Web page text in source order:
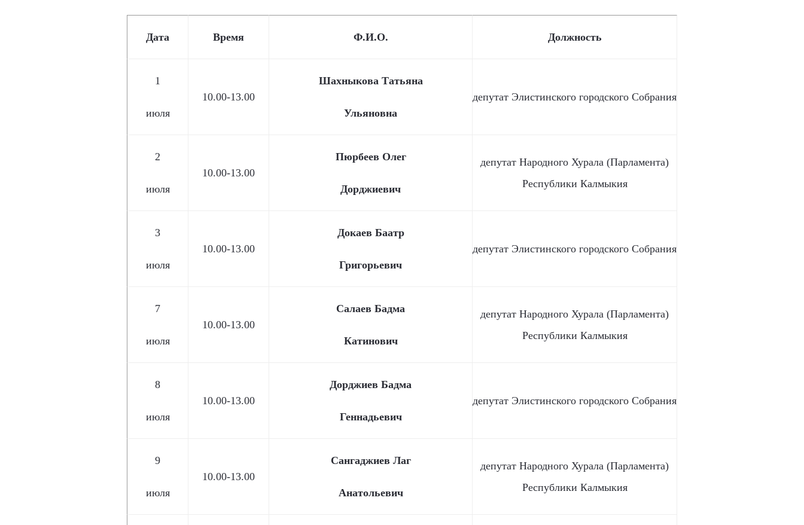
Дата Время Ф.И.О. Должность
1
июля
10.00-13.00
Шахныкова Татьяна
Ульяновна
депутат Элистинского городского Собрания
2
июля
10.00-13.00
Пюрбеев Олег
Дорджиевич
депутат Народного Хурала (Парламента)
Республики Калмыкия
3
июля
10.00-13.00
Докаев Баатр
Григорьевич
депутат Элистинского городского Собрания
7
июля
10.00-13.00
Салаев Бадма
Катинович
депутат Народного Хурала (Парламента)
Республики Калмыкия
8
июля
10.00-13.00
Дорджиев Бадма
Геннадьевич
депутат Элистинского городского Собрания
9
июля
10.00-13.00
Сангаджиев Лаг
Анатольевич
депутат Народного Хурала (Парламента)
Республики Калмыкия